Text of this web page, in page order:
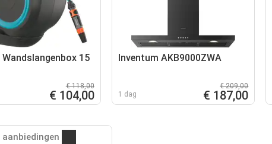
Wandslangenbox 15
€ 118,00
€ 104,00
Inventum AKB9000ZWA
1 dag
€ 209,00
€ 187,00
aanbiedingen